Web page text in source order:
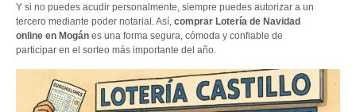
Y si no puedes acudir personalmente, siempre puedes autorizar a un
tercero mediante poder notarial. Así, comprar Lotería de Navidad
online en Mogán es una forma segura, cómoda y confiable de
participar en el sorteo más importante del año.